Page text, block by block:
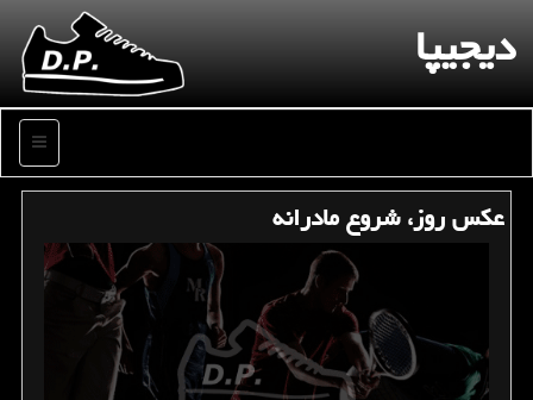
دیجیپا
منو
عكس روز، شروع مادرانه